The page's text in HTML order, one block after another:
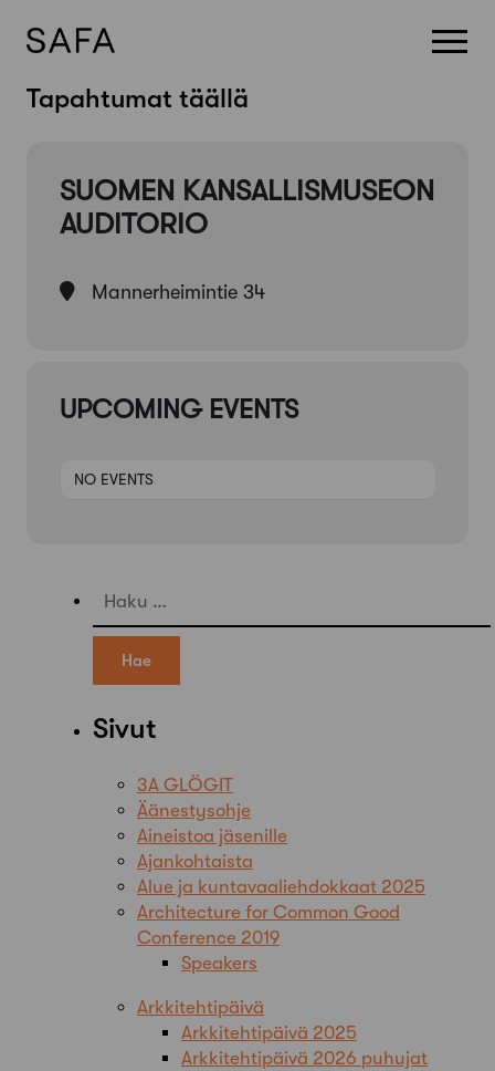
SkipTapahtumat täällä
SUOMEN KANSALLISMUSEON
AUDITORIO
Mannerheimintie 34
UPCOMING EVENTS
NO EVENTS
Haku:
Sivut
3A GLÖGIT
Äänestysohje
Aineistoa jäsenille
Ajankohtaista
Alue ja kuntavaaliehdokkaat 2025
Architecture for Common Good
Conference 2019
Speakers
Arkkitehtipäivä
Arkkitehtipäivä 2025
Arkkitehtipäivä 2026 puhujat